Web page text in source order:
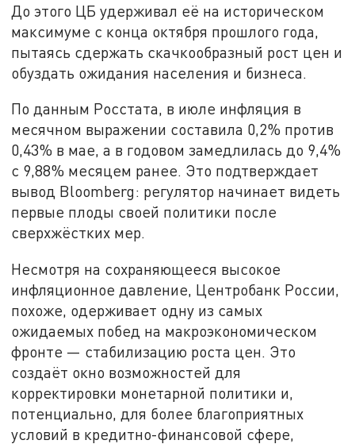
До этого ЦБ удерживал её на историческом
максимуме с конца октября прошлого года,
пытаясь сдержать скачкообразный рост цен и
обуздать ожидания населения и бизнеса.
По данным Росстата, в июле инфляция в
месячном выражении составила 0,2% против
0,43% в мае, а в годовом замедлилась до 9,4%
с 9,88% месяцем ранее. Это подтверждает
вывод Bloomberg: регулятор начинает видеть
первые плоды своей политики после
сверхжёстких мер.
Несмотря на сохраняющееся высокое
инфляционное давление, Центробанк России,
похоже, одерживает одну из самых
ожидаемых побед на макроэкономическом
фронте — стабилизацию роста цен. Это
создаёт окно возможностей для
корректировки монетарной политики и,
потенциально, для более благоприятных
условий в кредитно-финансовой сфере,